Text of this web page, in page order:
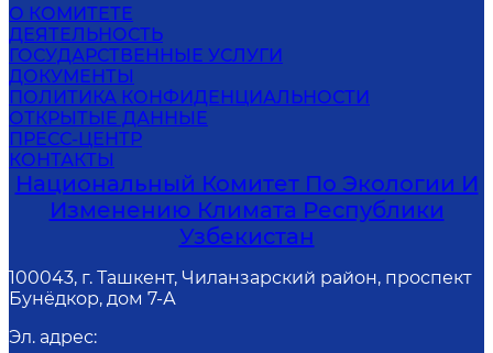
О КОМИТЕТЕ
ДЕЯТЕЛЬНОСТЬ
ГОСУДАРСТВЕННЫЕ УСЛУГИ
ДОКУМЕНТЫ
ПОЛИТИКА КОНФИДЕНЦИАЛЬНОСТИ
ОТКРЫТЫЕ ДАННЫЕ
ПРЕСС-ЦЕНТР
КОНТАКТЫ
Национальный Комитет По Экологии И
Изменению Климата Республики
Узбекистан
100043, г. Ташкент, Чиланзарский район, проспект
Бунёдкор, дом 7-А
Эл. адрес: